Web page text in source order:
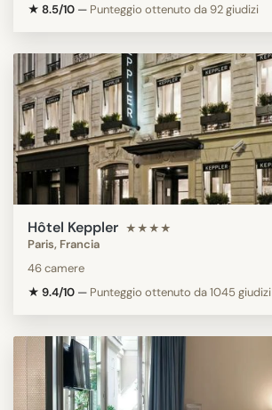
★ 8.5/10 — Punteggio ottenuto da 92 giudizi
Hôtel Keppler ★★★★
Paris, Francia
46 camere
★ 9.4/10 — Punteggio ottenuto da 1045 giudizi